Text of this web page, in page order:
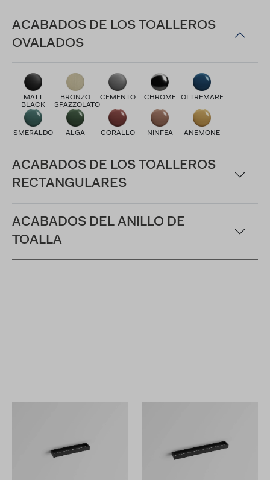
ACABADOS DE LOS TOALLEROS
OVALADOS
MATT
BLACK
BRONZO
SPAZZOLATO
CEMENTO CHROME OLTREMARE
SMERALDO ALGA CORALLO NINFEA ANEMONE
ACABADOS DE LOS TOALLEROS
RECTANGULARES
ACABADOS DEL ANILLO DE
TOALLA